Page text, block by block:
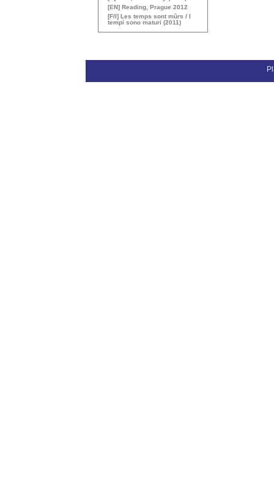
[EN] Reading, Prague 2012
[F/I] Les temps sont mûrs / I
tempi sono maturi (2011)